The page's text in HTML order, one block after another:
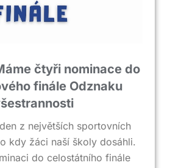
čtyři nominace do
finále Odznaku
z největších sportovních
kdy žáci naší školy dosáhli.
do celostátního finále